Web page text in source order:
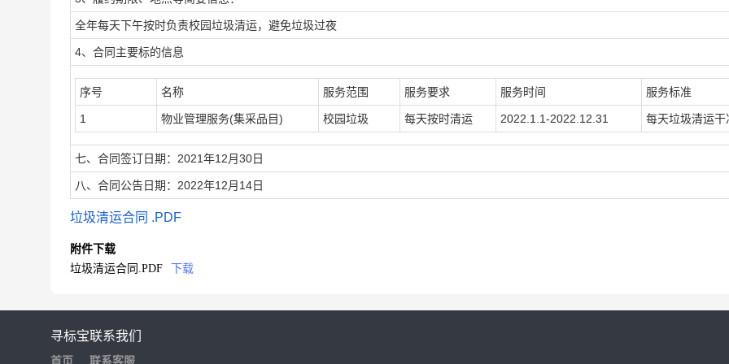
全年每天下午按时负责校园垃圾清运，避免垃圾过夜
4、合同主要标的信息
序号 名称 服务范围 服务要求 服务时间 服务标准
1 物业管理服务(集采品目) 校园垃圾 每天按时清运 2022.1.1-2022.12.31 每天垃圾清运干
七、合同签订日期：2021年12月30日
八、合同公告日期：2022年12月14日
垃圾清运合同 .PDF
附件下载
垃圾清运合同.PDF
下载
寻标宝
首页
联系我们
联系客服